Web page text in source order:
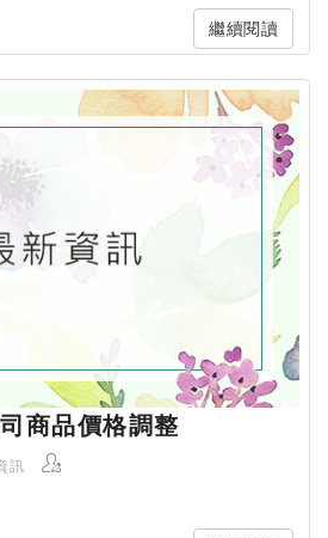
繼續閱讀
商品價格調整
訊